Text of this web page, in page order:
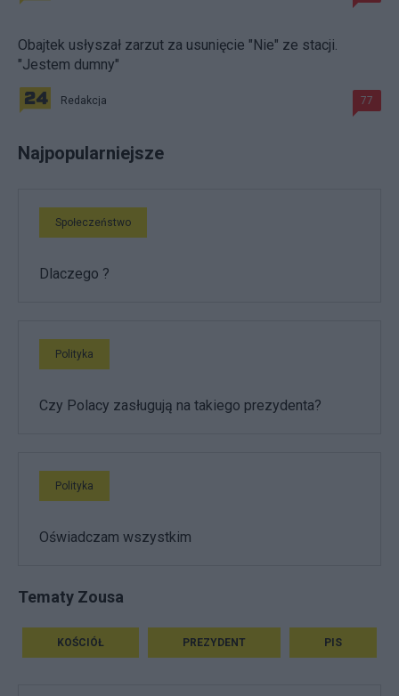
Obajtek usłyszał zarzut za usunięcie "Nie" ze stacji.
"Jestem dumny"
Redakcja 77
Najpopularniejsze
Społeczeństwo
Dlaczego ?
Polityka
Czy Polacy zasługują na takiego prezydenta?
Polityka
Oświadczam wszystkim
Tematy Zousa
KOŚCIÓŁ PREZYDENT PIS